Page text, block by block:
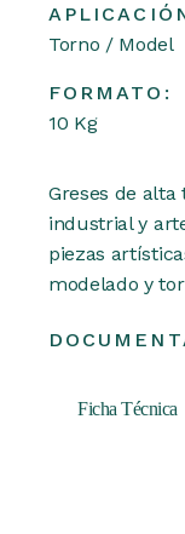
Torno / Model
FORMATO:
10 Kg
Greses de
industrial y
piezas
modelado y
Ficha Técnica